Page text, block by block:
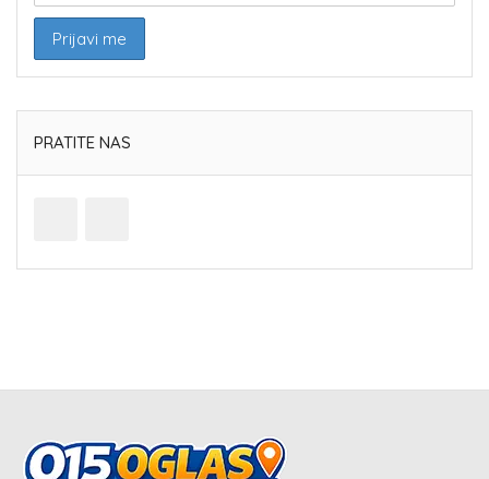
PRATITE NAS